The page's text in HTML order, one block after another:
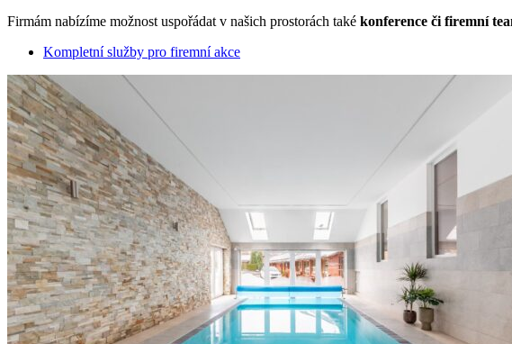
Firmám nabízíme možnost uspořádat v našich prostorách také konference či firemní
Kompletní služby pro firemní akce